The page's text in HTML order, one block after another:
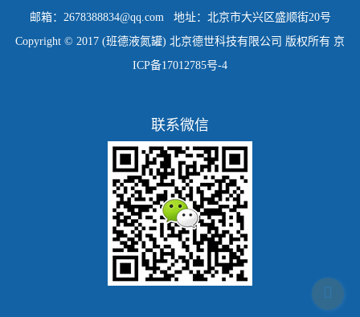
邮箱：2678388834@qq.com 地址：北京市大兴区盛顺街20号
Copyright © 2017 (班德液氮罐) 北京德世科技有限公司 版权所有 京
ICP备17012785号-4
联系微信